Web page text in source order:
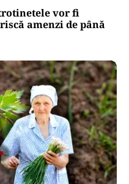
vor fi
amenzi de până